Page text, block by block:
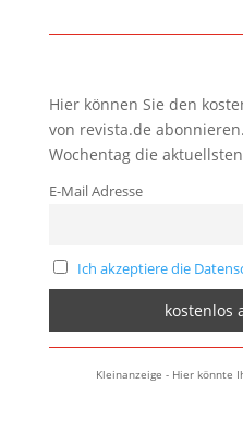
Hier können Sie den
von revista.de
Wochentag die
E-Mail Adresse
Ich akzeptiere die
Kleinanzeige - Hier könnte